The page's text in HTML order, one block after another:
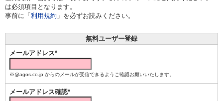
は必須項目となります。
事前に「 利用規約 」を必ずお読みください。
無料ユーザー登録
メールアドレス*
※@agos.co.jp からのメールが受信できるようご確認お願いいたします。
メールアドレス確認*